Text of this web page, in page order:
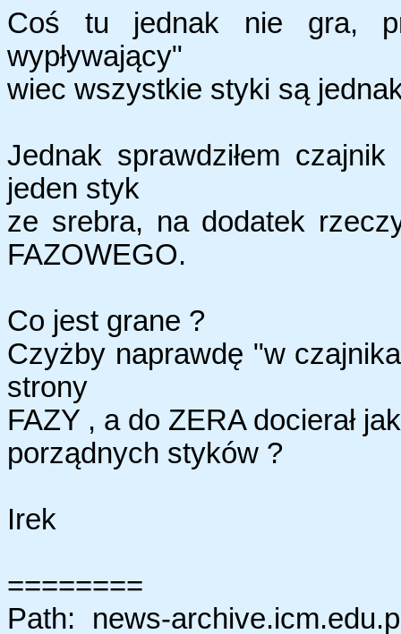
Coś tu jednak nie gra,
wypływający"
wiec wszystkie styki są
Jednak sprawdziłem
jeden styk
ze srebra, na dodatek
FAZOWEGO.
Co jest grane ?
Czyżby naprawdę "w
strony
FAZY , a do ZERA docierał
porządnych styków ?
Irek
========
Path: news-